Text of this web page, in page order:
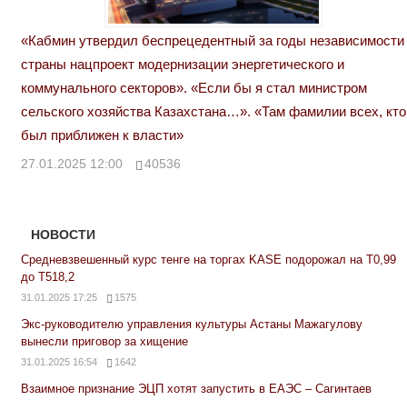
«Кабмин утвердил беспрецедентный за годы независимости
страны нацпроект модернизации энергетического и
коммунального секторов». «Если бы я стал министром
сельского хозяйства Казахстана…». «Там фамилии всех, кто
был приближен к власти»
27.01.2025 12:00 40536
НОВОСТИ
Средневзвешенный курс тенге на торгах KASE подорожал на Т0,99
до Т518,2
31.01.2025 17:25 1575
Экс-руководителю управления культуры Астаны Мажагулову
вынесли приговор за хищение
31.01.2025 16:54 1642
Взаимное признание ЭЦП хотят запустить в ЕАЭС – Сагинтаев